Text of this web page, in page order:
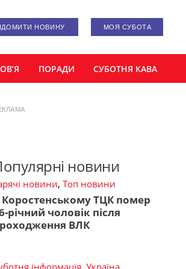
НОВИНУ МОЯ СУБОТА
ПОРАДИ СУБОТНЯ КАВА
новини
новини, Топ новини
ТЦК помер
річний чоловік після
ВЛК
інформація Україна